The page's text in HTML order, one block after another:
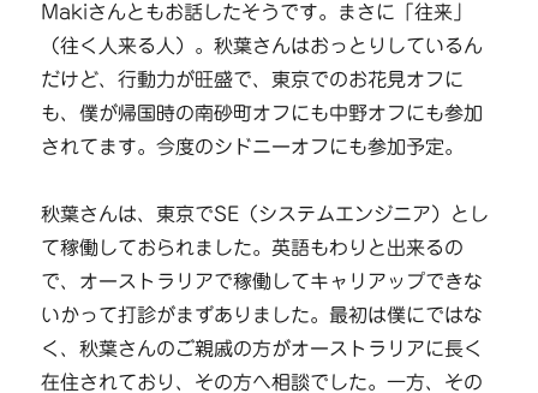
Makiさんともお話したそうです。まさに「往来」
（往く人来る人）。秋葉さんはおっとりしているん
だけど、行動力が旺盛で、東京でのお花見オフに
も、僕が帰国時の南砂町オフにも中野オフにも参加
されてます。今度のシドニーオフにも参加予定。
秋葉さんは、東京でSE（システムエンジニア）とし
て稼働しておられました。英語もわりと出来るの
で、オーストラリアで稼働してキャリアップできな
いかって打診がまずありました。最初は僕にではな
く、秋葉さんのご親戚の方がオーストラリアに長く
在住されており、その方へ相談でした。一方、その